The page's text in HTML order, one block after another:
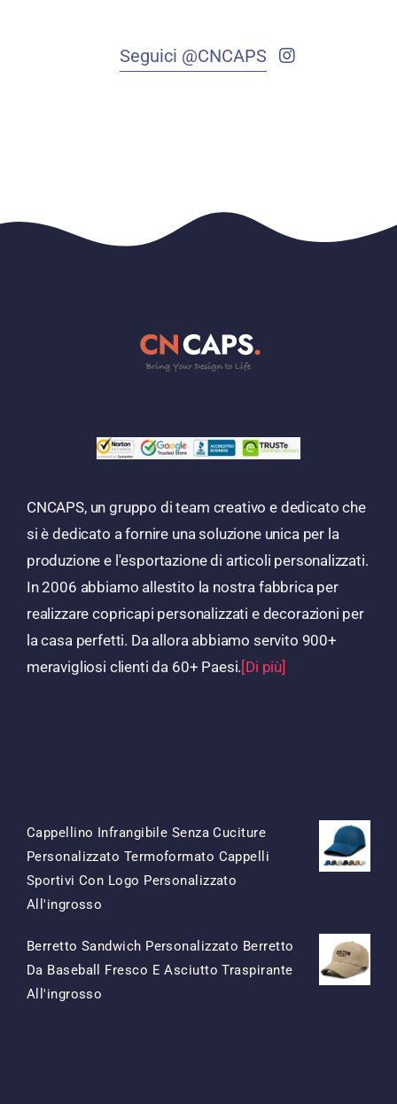
Seguici @CNCAPS
CNCAPS, un gruppo di team creativo e dedicato che
si è dedicato a fornire una soluzione unica per la
produzione e l'esportazione di articoli personalizzati.
In 2006 abbiamo allestito la nostra fabbrica per
realizzare copricapi personalizzati e decorazioni per
la casa perfetti. Da allora abbiamo servito 900+
meravigliosi clienti da 60+ Paesi.[Di più]
Cappellino Infrangibile Senza Cuciture
Personalizzato Termoformato Cappelli
Sportivi Con Logo Personalizzato
All'ingrosso
Originale
Era:
Attuale
È:
Berretto Sandwich Personalizzato Berretto
Da Baseball Fresco E Asciutto Traspirante
All'ingrosso